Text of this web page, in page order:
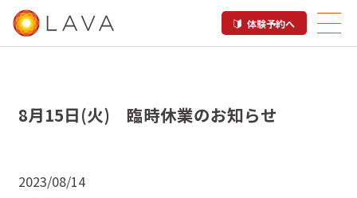
体験予約へ
8月15日(火) 臨時休業のお知らせ
2023/08/14